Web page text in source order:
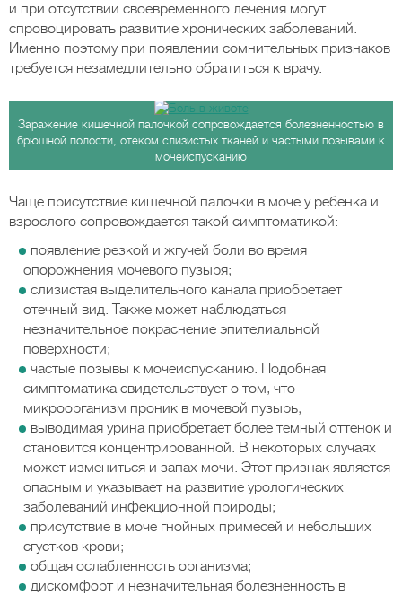
и при отсутствии своевременного лечения могут
спровоцировать развитие хронических заболеваний.
Именно поэтому при появлении сомнительных признаков
требуется незамедлительно обратиться к врачу.
Заражение кишечной палочкой сопровождается болезненностью в
брюшной полости, отеком слизистых тканей и частыми позывами к
мочеиспусканию
Чаще присутствие кишечной палочки в моче у ребенка и
взрослого сопровождается такой симптоматикой:
появление резкой и жгучей боли во время
опорожнения мочевого пузыря;
слизистая выделительного канала приобретает
отечный вид. Также может наблюдаться
незначительное покраснение эпителиальной
поверхности;
частые позывы к мочеиспусканию. Подобная
симптоматика свидетельствует о том, что
микроорганизм проник в мочевой пузырь;
выводимая урина приобретает более темный оттенок и
становится концентрированной. В некоторых случаях
может измениться и запах мочи. Этот признак является
опасным и указывает на развитие урологических
заболеваний инфекционной природы;
присутствие в моче гнойных примесей и небольших
сгустков крови;
общая ослабленность организма;
дискомфорт и незначительная болезненность в